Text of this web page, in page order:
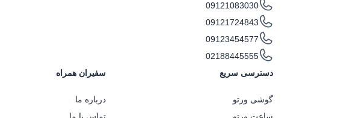
09121083030
09121724843
09123454577
02188445555
دسترسی سریع
گوشی ورتو
سفیران همراه
درباره ما